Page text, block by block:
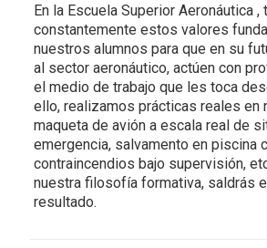
En la Escuela Superior Aeronáutica
constantemente estos valores
nuestros alumnos para que en su
al sector aeronáutico, actúen con
el medio de trabajo que les toca
ello, realizamos prácticas reales en
maqueta de avión a escala real de
emergencia, salvamento en piscina
contraincendios bajo supervisión,
nuestra filosofía formativa, saldrás
resultado.